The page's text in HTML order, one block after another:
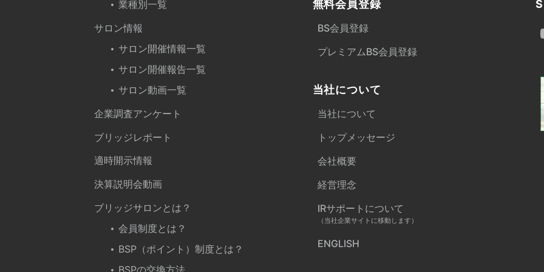
業種別一覧
サロン情報
サロン開催情報一覧
サロン開催報告一覧
サロン動画一覧
企業調査アンケート
ブリッジレポート
適時開示情報
決算説明会動画
ブリッジサロンとは？
会員制度とは？
BSP（ポイント）制度とは？
無料会員登録
BS会員登録
プレミアムBS会員登録
当社について
当社について
トップメッセージ
会社概要
経営理念
IRサポートについて
（当社企業サイトに移動します）
ENGLISH